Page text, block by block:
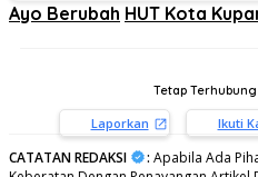
Ayo Berubah HUT Kota
Tetap
Laporkan Ikuti
CATATAN REDAKSI : Apabila Ada